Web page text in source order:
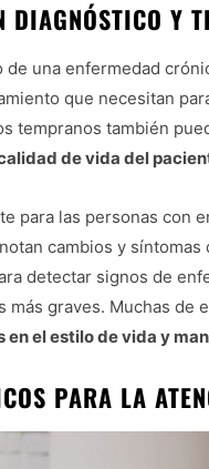
DIAGNÓSTICO Y
una enfermedad
que necesitan
tempranos también
de vida del
para las personas con
cambios y
detectar signos de
más graves. Muchas de
el estilo de vida y
PARA LA